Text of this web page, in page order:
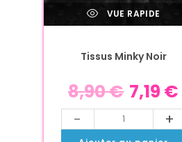
VUE RAPIDE
Tissus Minky Noir
8,90€ 7,19 €
- +